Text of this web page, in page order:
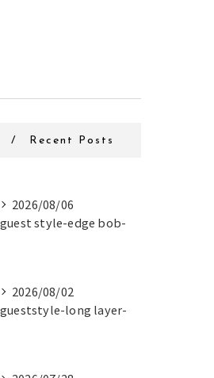
Recent Posts
2026/08/06
guest style-edge bob-
2026/08/02
gueststyle-long layer-